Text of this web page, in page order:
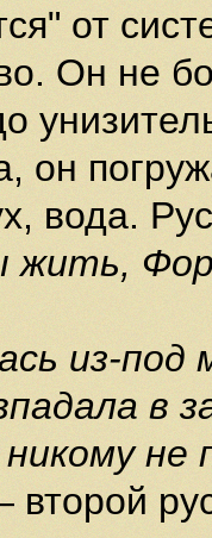
от
Он не
он
вода.
жить,
из-под
в
не